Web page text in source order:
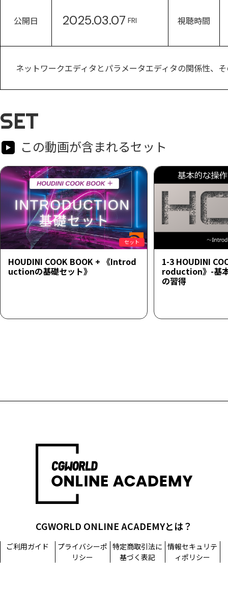
公開日 2025.03.07 FRI 視聴時間
ネットワークエディタとパラメータエディタの関係性、
SET
この動画が含まれるセット
セット
HOUDINI COOK BOOK + 《Introd
uctionの基礎セット》
1-3 HOUDINI
roduction》-基
の習得
CGWORLD ONLINE ACADEMYとは？
ご利用ガイド
プライバシーポ
リシー
特定商取引法に
基づく表記
情報セキュリテ
ィポリシー